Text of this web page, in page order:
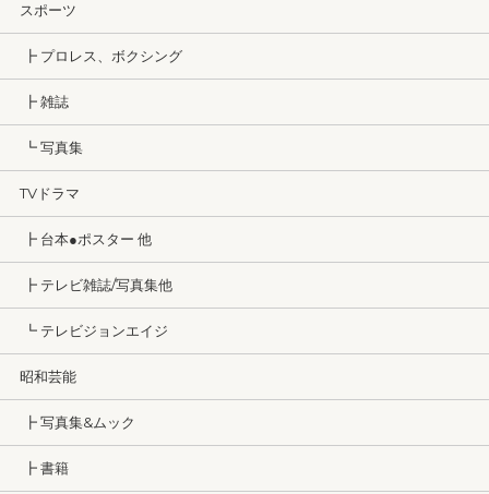
スポーツ
┣ プロレス、ボクシング
┣ 雑誌
┗ 写真集
TVドラマ
┣ 台本●ポスター 他
┣ テレビ雑誌/写真集他
┗ テレビジョンエイジ
昭和芸能
┣ 写真集&ムック
┣ 書籍